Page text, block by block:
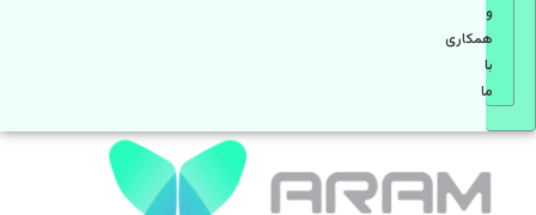
و
همكاری
با
ما